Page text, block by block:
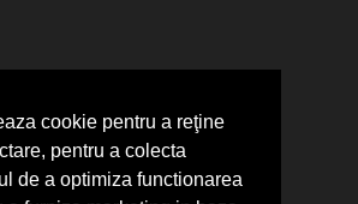
cookie pentru a reţine
pentru a colecta
de a optimiza functionarea